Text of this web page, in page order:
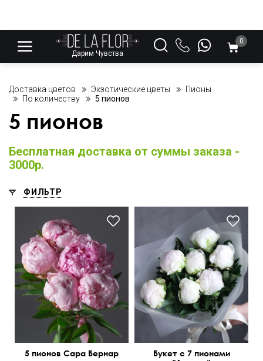
Дарим Чувства
0
Доставка цветов Экзотические цветы
Пионы
По количеству
5 пионов
5 пионов
Бесплатная доставка от суммы заказа -
3000р.
ФИЛЬТР
Оформление атласной
лентой
45 см
20 см
5 пионов Сара Бернар
45 см 25 см
Букет с 7 пионами